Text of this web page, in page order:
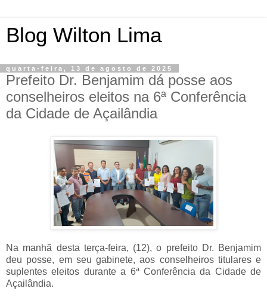
Blog Wilton Lima
quarta-feira, 13 de agosto de 2025
Prefeito Dr. Benjamim dá posse aos
conselheiros eleitos na 6ª Conferência
da Cidade de Açailândia
Na manhã desta terça-feira, (12), o prefeito Dr. Benjamim
deu posse, em seu gabinete, aos conselheiros titulares e
suplentes eleitos durante a 6ª Conferência da Cidade de
Açailândia.